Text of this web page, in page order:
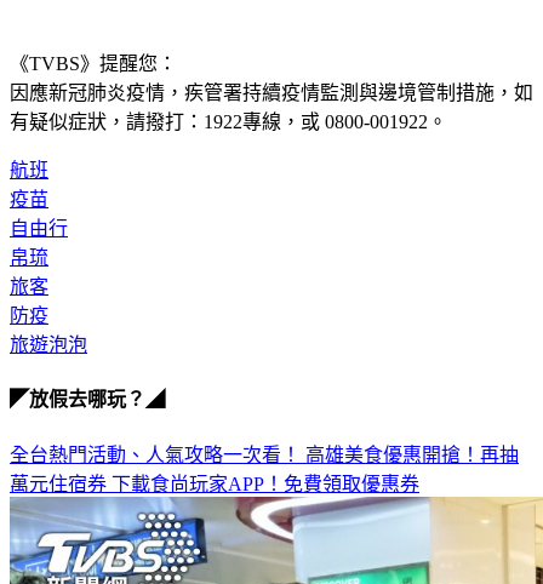
《TVBS》提醒您：
因應新冠肺炎疫情，疾管署持續疫情監測與邊境管制措施，
航班
疫苗
自由行
帛琉
旅客
防疫
全台熱門活動、人氣攻略一次看！高雄美食優惠開搶！再抽
萬元住宿券下載食尚玩家APP！免費領取優惠券